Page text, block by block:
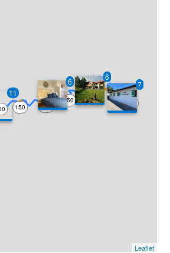
7
6
6
11
150 200
250 300
350
400
Leaflet